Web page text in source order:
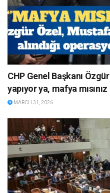
CHP Genel Başkanı
yapıyor ya, mafya
MARCH 31, 2026